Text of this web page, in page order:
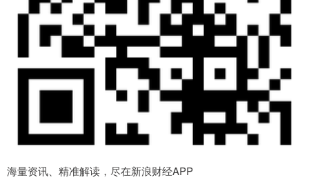
海量资讯、精准解读，尽在新浪财经APP